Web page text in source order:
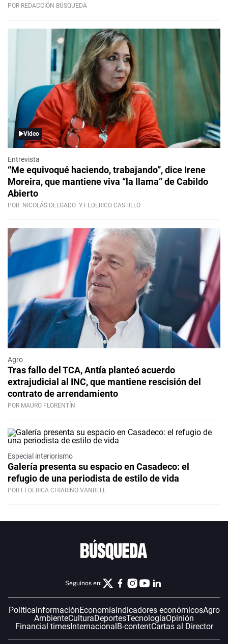
POR REDACCIÓN BÚSQUEDA
Video
Entrevista
“Me equivoqué haciendo, trabajando”, dice Irene
Moreira, que mantiene viva “la llama” de Cabildo
Abierto
POR NICOLÁS DELGADO Y FEDERICO CASTILLO
Agro
Tras fallo del TCA, Antía planteó acuerdo
extrajudicial al INC, que mantiene rescisión del
contrato de arrendamiento
POR MAURO FLORENTÍN
Especial interiorismo
Galería presenta su espacio en Casadeco: el
refugio de una periodista de estilo de vida
POR FEDERICA CHIARINO VANRELL
Seguinos en:
PolíticaInformaciónEconomíaIndicadores económicosAgro
AmbienteCulturaDeportesTecnologíaOpinión
Financial timesInternacionalB-contentCartas al Director